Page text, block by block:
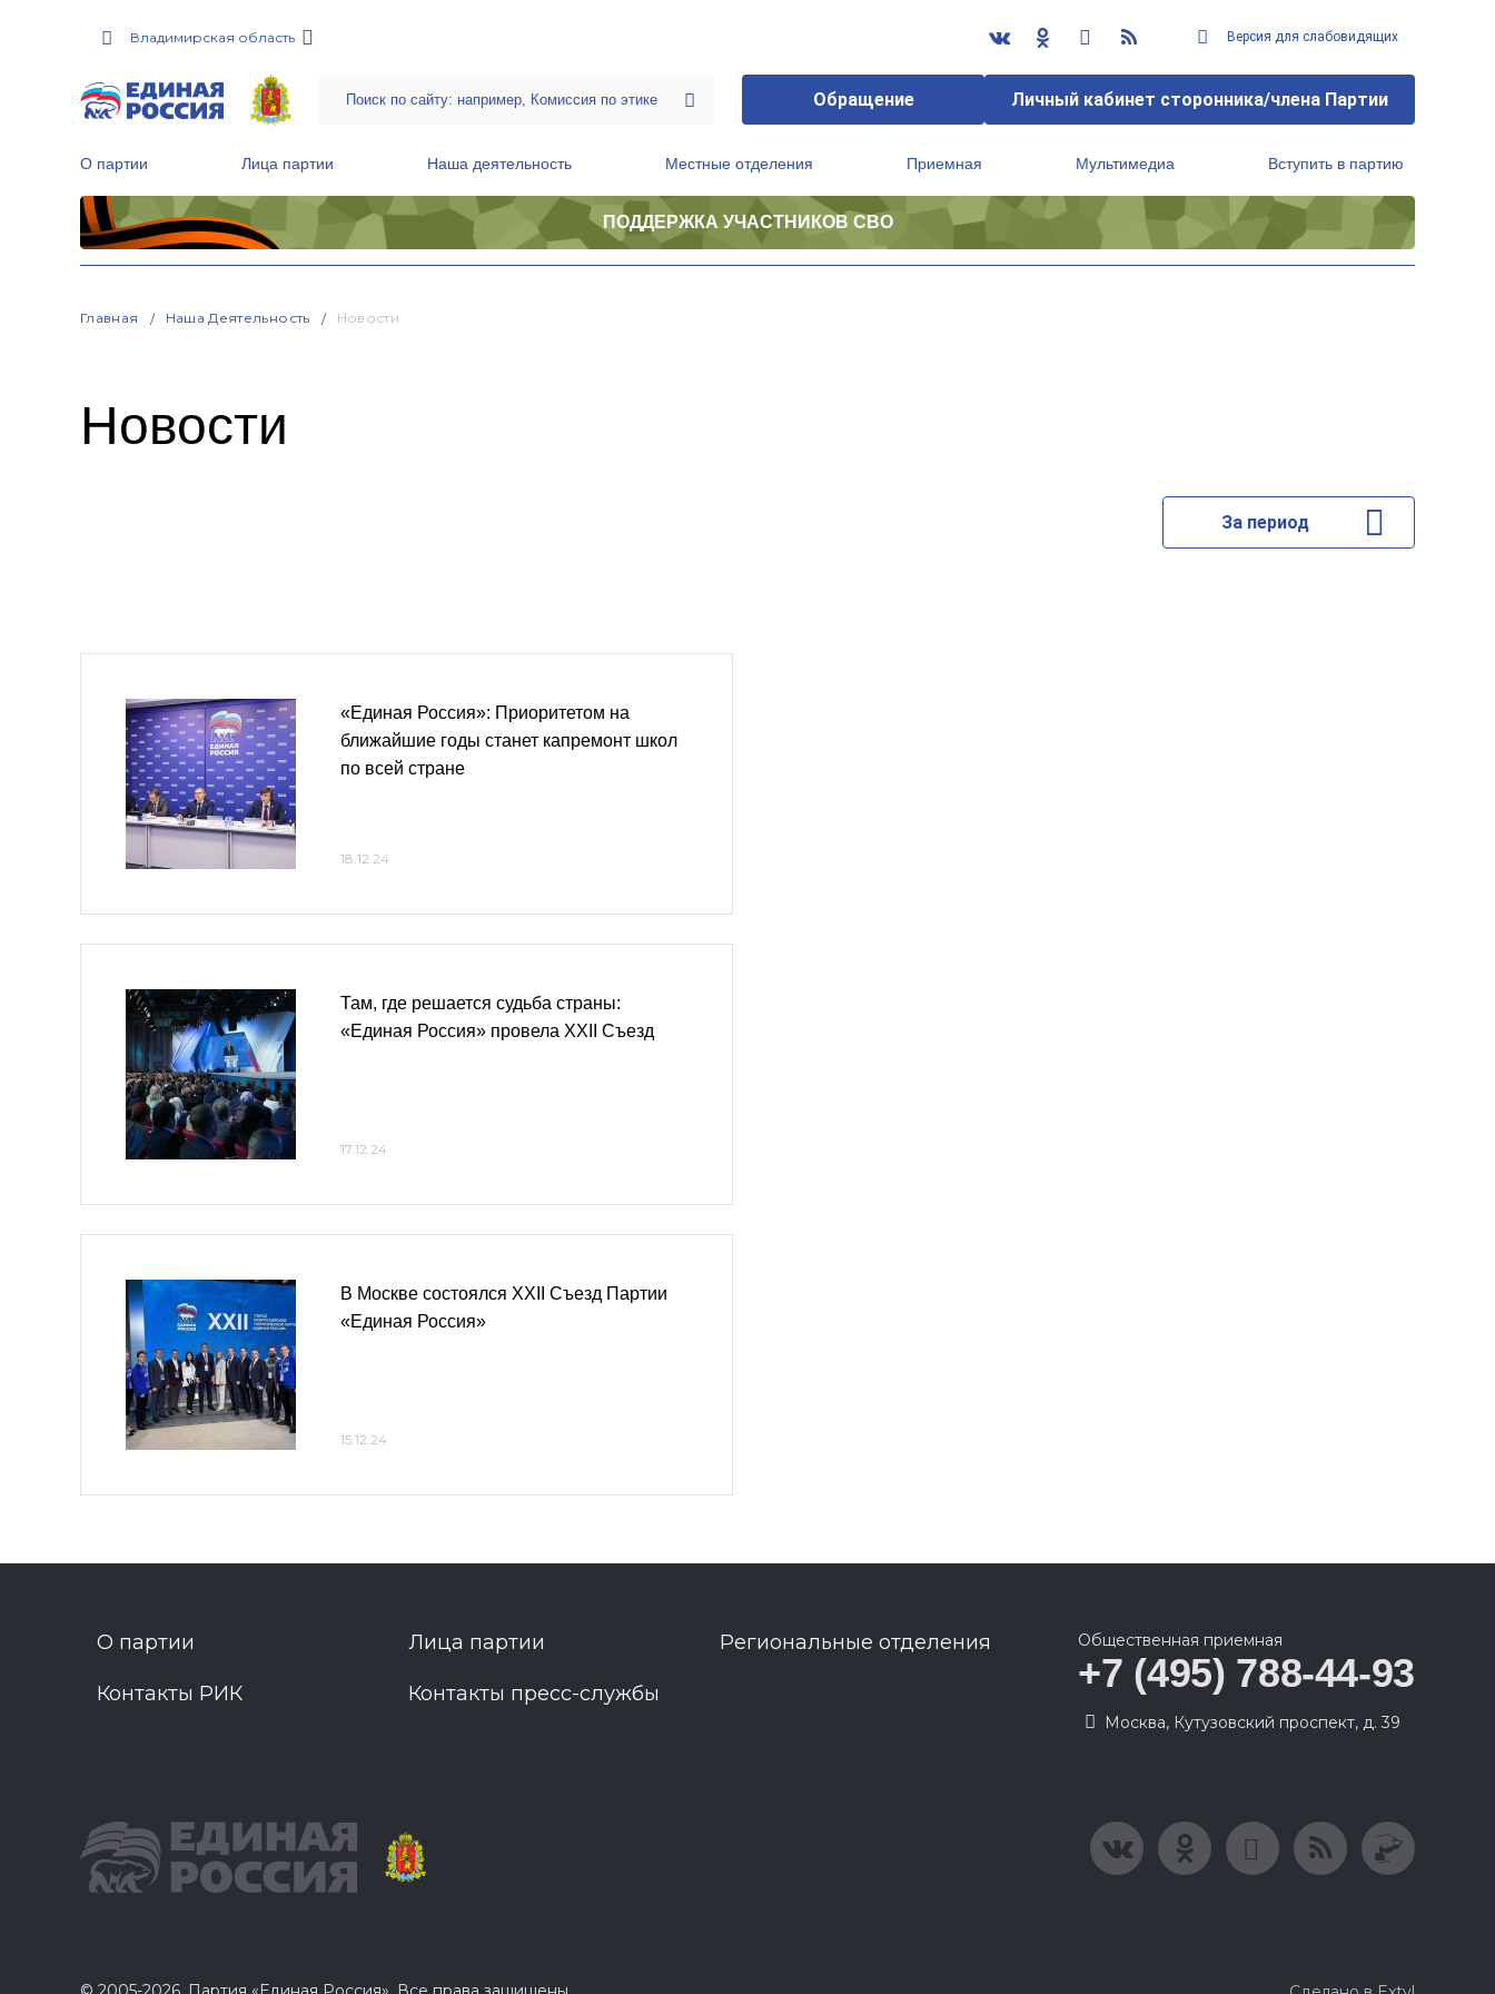
Владимирская область Версия для слабовидящих
Обращение Личный кабинет сторонника/члена Партии
О партии Лица партии Наша деятельность Местные отделения Приемная Мультимедиа Вступить в партию
ПОДДЕРЖКА УЧАСТНИКОВ СВО
Главная Наша Деятельность Новости
Новости
За период
«Единая Россия»: Приоритетом на
ближайшие годы станет капремонт школ
по всей стране
18.12.24
Там, где решается судьба страны:
«Единая Россия» провела XXII Съезд
17.12.24
В Москве состоялся XXII Съезд Партии
«Единая Россия»
15.12.24
О партии Лица партии Региональные отделения
Контакты РИК Контакты пресс-службы
Общественная приемная
+7 (495) 788-44-93
Москва, Кутузовский проспект, д. 39